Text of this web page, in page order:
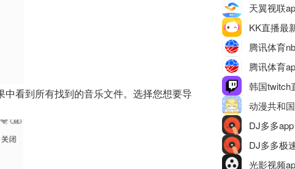
看到所有找到的音乐文件。选择您想要导
天翼视联
KK直播最
腾讯体育
腾讯体育
韩国twitch
动漫共和
DJ多多app
DJ多多极
光影视频